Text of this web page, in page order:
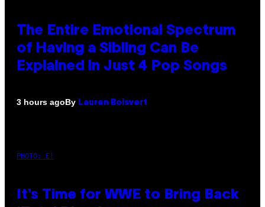
The Entire Emotional Spectrum
of Having a Sibling Can Be
Explained in Just 4 Pop Songs
3 hours agoBy Lauren Boisvert
PHOTO: E!
It’s Time for WWE to Bring Back